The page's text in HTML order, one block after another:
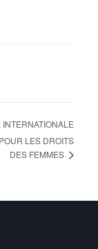
LES DROITS
DES FEMMES